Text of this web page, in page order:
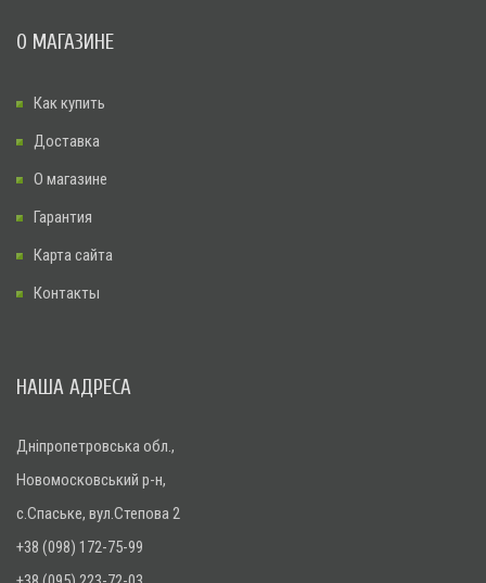
О МАГАЗИНЕ
Как купить
Доставка
О магазине
Гарантия
Карта сайта
Контакты
НАША АДРЕСА
Дніпропетровська обл.,
Новомосковський р-н,
с.Спаське, вул.Степова 2
+38 (098) 172-75-99